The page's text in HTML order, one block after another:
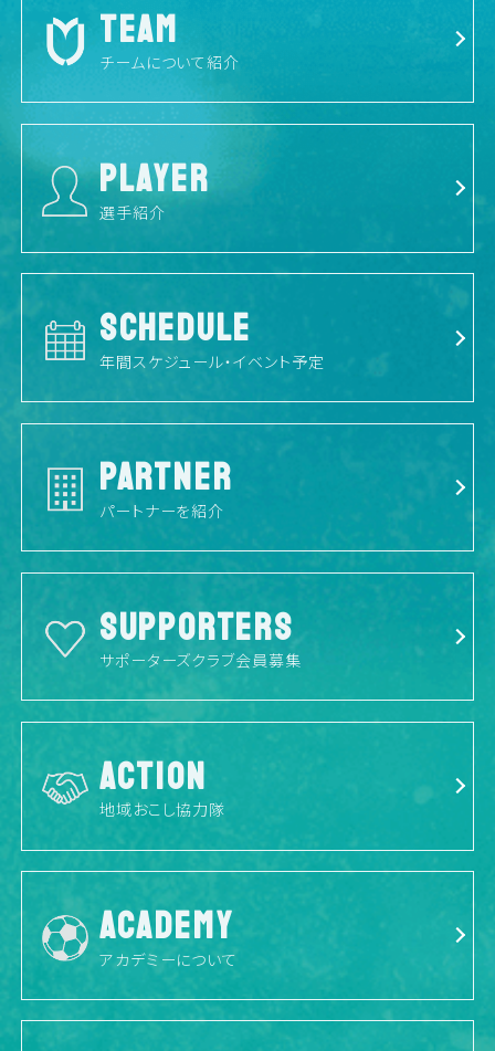
TEAM
チームについて紹介
PLAYER
選手紹介
SCHEDULE
年間スケジュール・イベント予定
PARTNER
パートナーを紹介
SUPPORTERS
サポーターズクラブ会員募集
ACTION
地域おこし協力隊
ACADEMY
アカデミーについて